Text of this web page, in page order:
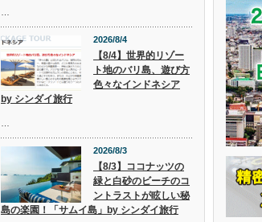
2026/8/4
【8/4】世界的リゾー
ト地のバリ島、遊び方
色々なインドネシア
by シンダイ旅行
2026/8/3
【8/3】ココナッツの
緑と白砂のビーチのコ
ントラストが眩しい秘
島の楽園！「サムイ島」by シンダイ旅行